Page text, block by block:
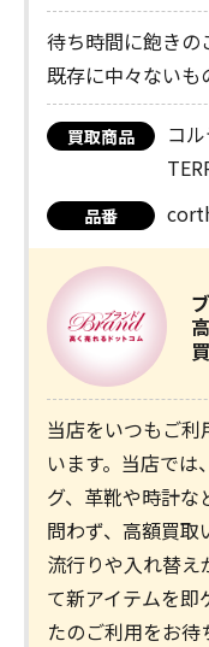
待ち時間に飽きの
既存に中々ないも
買取商品
コ
品番
当店をいつもご利
います。当店では
グ、革靴や時計な
問わず、高額買取
流行りや入れ替え
て新アイテムを即
たのご利用をお待